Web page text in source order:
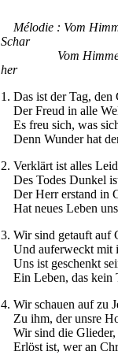
Mélodie : Vom
Schar
Vom Himmel
her
1. Das ist der Tag, den
Der Freud in alle
Es freu sich, was
Denn Wunder hat
2. Verklärt ist alles
Des Todes Dunkel
Der Herr erstand in
Hat neues Leben
3. Wir sind getauft auf
Und auferweckt mit
Uns ist geschenkt
Ein Leben, das kein
4. Wir schauen auf zu
Zu ihm, der unsre
Wir sind die Glieder,
Erlöst ist, wer an